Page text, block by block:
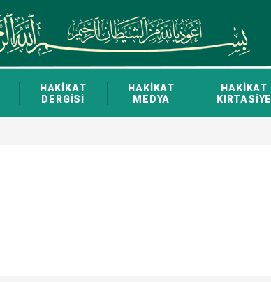
HAKİKAT
DERGİSİ
HAKİKAT
MEDYA
HAKİKAT
KIRTASİYE